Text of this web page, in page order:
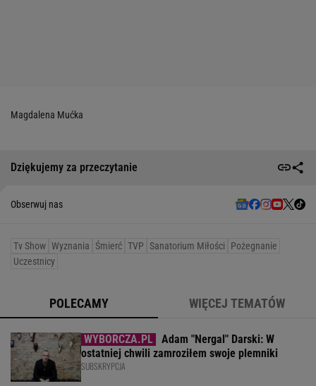
Magdalena Mućka
Dziękujemy za przeczytanie
Obserwuj nas
Tv Show Wyznania Śmierć TVP Sanatorium Miłości
Pożegnanie
Uczestnicy
POLECAMY WIĘCEJ TEMATÓW
Adam "Nergal" Darski: W
ostatniej chwili zamroziłem swoje plemniki
SUBSKRYPCJA